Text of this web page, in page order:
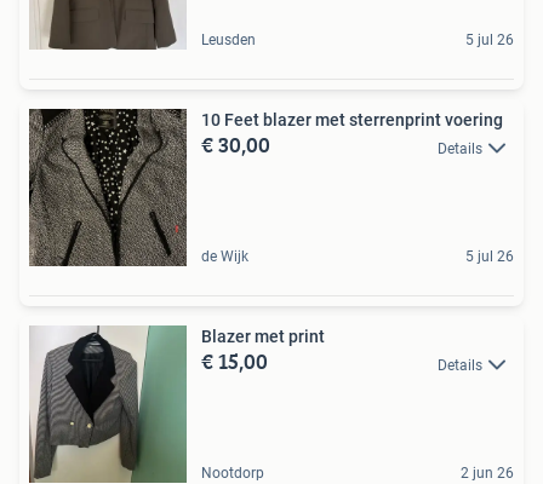
Leusden 5 jul 26
10 Feet blazer met sterrenprint voering
€ 30,00 Details
de Wijk 5 jul 26
Blazer met print
€ 15,00 Details
Nootdorp 2 jun 26